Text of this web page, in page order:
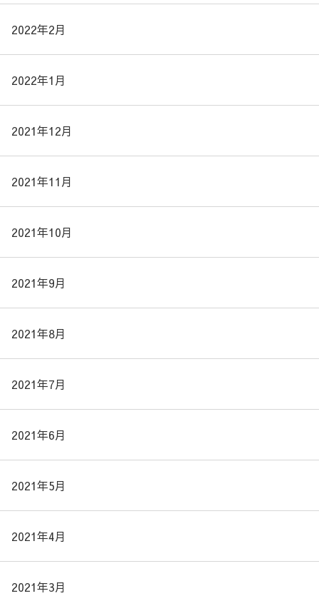
2022年2月
2022年1月
2021年12月
2021年11月
2021年10月
2021年9月
2021年8月
2021年7月
2021年6月
2021年5月
2021年4月
2021年3月